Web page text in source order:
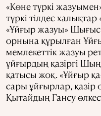
«Көне түркі
түркі тілдес
«Ұйғыр жазуы» Шығыс
орнына құрылған
мемлекеттік жазуы
ұйғырдың қазіргі
қатысы жоқ. «Ұйғыр
сары ұйғырлар, қазір
Қытайдың Гансу